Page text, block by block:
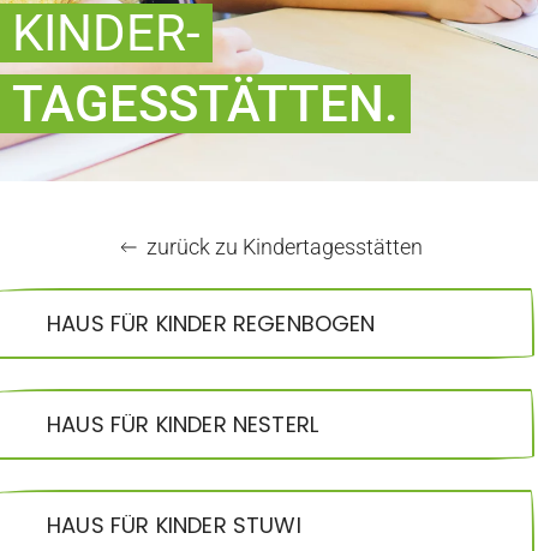
KINDER-
TAGESSTÄTTEN.
zurück zu Kindertagesstätten
HAUS FÜR KINDER REGENBOGEN
HAUS FÜR KINDER NESTERL
HAUS FÜR KINDER STUWI